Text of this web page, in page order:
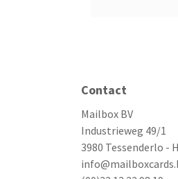
Contact
Mailbox BV
Industrieweg 49/1
3980 Tessenderlo -